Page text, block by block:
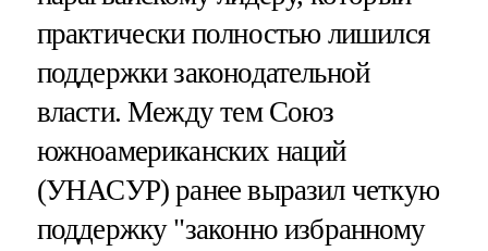
практически полностью лишился
поддержки законодательной
власти. Между тем Союз
южноамериканских наций
(УНАСУР) ранее выразил четкую
поддержку "законно избранному